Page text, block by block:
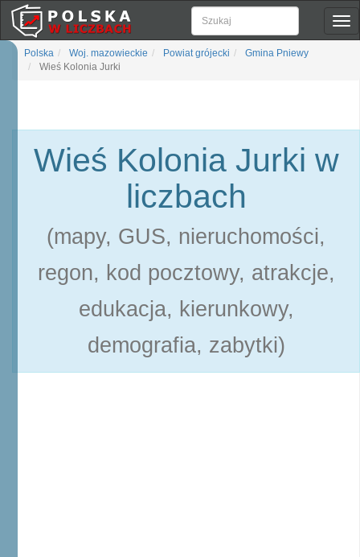
Polska Woj. mazowieckie Powiat grójecki
Gmina Pniewy
Wieś Kolonia Jurki
Wieś Kolonia Jurki w
liczbach
(mapy, GUS, nieruchomości,
regon, kod pocztowy, atrakcje,
edukacja, kierunkowy,
demografia, zabytki)